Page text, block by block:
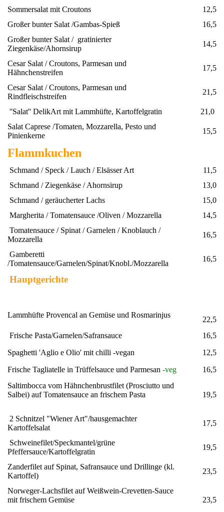
Sommersalat mit Croutons
12,5
Großer bunter Salat /Gambas-Spieß
16,5
Großer bunter Salat / gratinierter
Ziegenkäse/Ahornsirup
14,5
Cesar Salat / Croutons, Parmesan und
Hähnchenstreifen
17,5
Cesar Salat / Croutons, Parmesan und
Rindfleischstreifen
21,5
''Salat'' DelikArt mit Lammhüfte, Kartoffelgratin
21,0
Salat Caprese /Tomaten, Mozzarella, Pesto und
Pinienkerne
15,5
Flammkuchen
Schmand / Speck / Lauch / Elsässer Art
11,5
Schmand / Ziegenkäse / Ahornsirup
13,0
Schmand / geräucherter Lachs
15,0
Margherita / Tomatensauce /Oliven / Mozzarella
14,5
Tomatensauce / Spinat / Garnelen / Knoblauch /
Mozzarella
16,5
Gamberetti
/Tomatensauce/Garnelen/Spinat/Knobl./Mozzarella
16,5
Hauptgerichte
Lammhüfte Provencal an Gemüse und Rosmarinjus
22,5
Frische Pasta/Garnelen/Safransauce
16,5
Spaghetti 'Aglio e Olio' mit chilli -vegan
12,5
Frische Tagliatelle in Trüffelsauce und Parmesan -veg
16,5
Saltimbocca vom Hähnchenbrustfilet (Prosciutto und
Salbei) auf Tomatensauce an frischem Pasta
19,5
2 Schnitzel "Wiener Art"/hausgemachter
Kartoffelsalat
17,5
Schweinefilet/Speckmantel/grüne
Pfeffersauce/Kartoffelgratin
19,5
Zanderfilet auf Spinat, Safransauce und Drillinge (kl.
Kartoffel)
23,5
Norweger-Lachsfilet auf Weißwein-Crevetten-Sauce
mit frischem Gemüse
23,5